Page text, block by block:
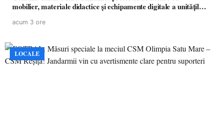
mobilier, materiale didactice și echipamente digitale a unităților
acum 3 ore
LOCALE